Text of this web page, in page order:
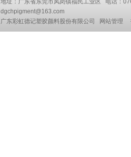
地址：广东省东莞市凤岗镇福民工业区 电话：
dgchpigment@163.com
广东彩虹德记塑胶颜料股份有限公司
网站管理